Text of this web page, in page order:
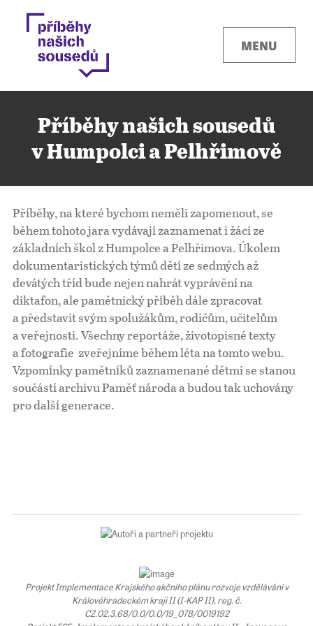
MENU
Kontakty
Místa
O projektu
Pro města
Pro školy
Příběhy našich sousedů
Příběhy našich sousedů
v Humpolci a Pelhřimově
Příběhy, na které bychom neměli zapomenout, se
během tohoto jara vydávají zaznamenat i žáci ze
základních škol z Humpolce a Pelhřimova. Úkolem
dokumentaristických týmů dětí ze sedmých až
devátých tříd bude nejen nahrát vyprávění na
diktafon, ale pamětnický příběh dále zpracovat
a představit svým spolužákům, rodičům, učitelům
a veřejnosti. Všechny reportáže, životopisné texty
a fotografie zveřejníme během léta na tomto webu.
Vzpomínky pamětníků zaznamenané dětmi se stanou
součástí archivu Paměť národa a budou tak uchovány
pro další generace.
Projekt Implementace Krajského akčního plánu rozvoje vzdělávání v
Královéhradeckém kraji II (I-KAP II), reg. č.
CZ.02.3.68/0.0/0.0/19_078/0019192